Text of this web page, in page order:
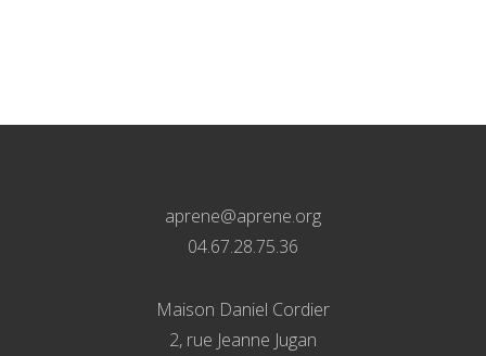
aprene@aprene.org
04.67.28.75.36
Maison Daniel Cordier
2, rue Jeanne Jugan